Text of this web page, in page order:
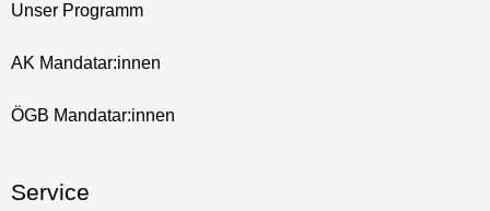
Unser Programm
AK Mandatar:innen
ÖGB Mandatar:innen
Service